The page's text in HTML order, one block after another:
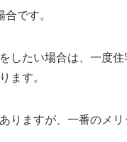
です。
したい場合は、一度
ます。
りますが、一番のメ